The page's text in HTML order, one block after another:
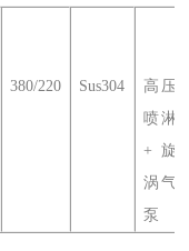
380/220 Sus304
高压
喷淋
+旋
涡气
泵